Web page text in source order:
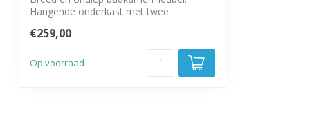
Hangende onderkast met twee
€259,00
Op voorraad